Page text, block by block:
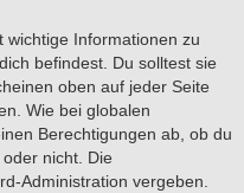
wichtige Informationen zu
befindest. Du solltest sie
oben auf jeder Seite
Wie bei globalen
Berechtigungen ab, ob du
nicht. Die
Administration vergeben.